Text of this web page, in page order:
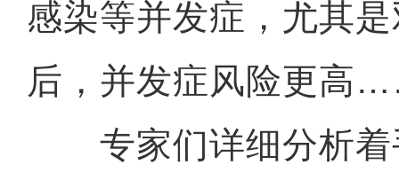
感染等并发症，尤其
后，并发症风险更高
专家们详细分析着